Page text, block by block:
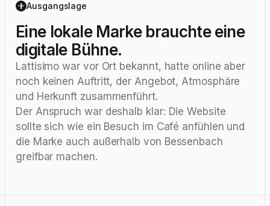
Ausgangslage
Eine lokale Marke brauchte eine
digitale Bühne.
Lattisimo war vor Ort bekannt, hatte online aber
noch keinen Auftritt, der Angebot, Atmosphäre
und Herkunft zusammenführt.
Der Anspruch war deshalb klar: Die Website
sollte sich wie ein Besuch im Café anfühlen und
die Marke auch außerhalb von Bessenbach
greifbar machen.